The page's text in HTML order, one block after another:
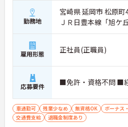
勤務地
宮崎県 延岡市 松原
ＪＲ日豊本線「旭ケ
雇用形態 正社員(正職員)
応募要件 ■免許・資格不問 ■
車通勤可 残業少なめ 無資格OK ボーナス
交通費支給
退職金制度あり